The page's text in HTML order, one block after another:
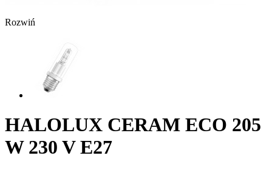
Rozwiń
HALOLUX CERAM ECO 205
W 230 V E27